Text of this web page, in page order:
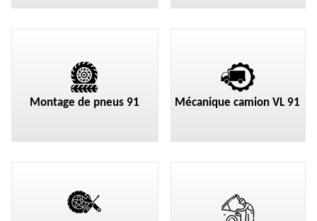
Montage de pneus 91 Mécanique camion VL 91